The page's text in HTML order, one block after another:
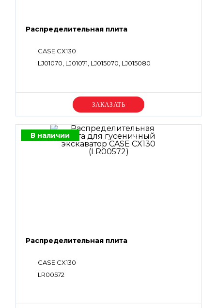
Распределительная плита
CASE CX130
LJ01070, LJ01071, LJ015070, LJ015080
Уточняйте цену
В наличии
Распределительная плита
CASE CX130
LR00572